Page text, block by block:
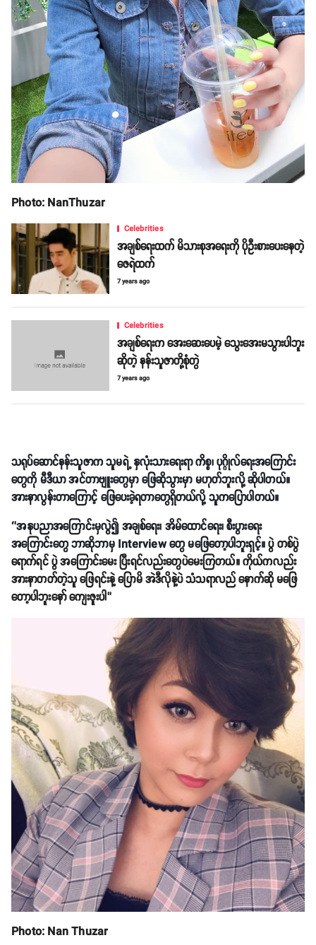
Photo: NanThuzar
Celebrities
အချစ်ရေးထက် မိသားစုအရေးကို ပိုဦးစားပေးနေတဲ့
ဇေရဲထက်
7 years ago
Celebrities
အချစ်ရေးက အေးဆေးပေမဲ့ သွေးအေးမသွားပါဘူး
ဆိုတဲ့ နန်းသူဇာတို့စုံတွဲ
7 years ago
သရုပ်ဆောင်နန်းသူဇာက သူမရဲ့ နှလုံးသားရေးရာ ကိစ္စ၊ ပုဂ္ဂိုလ်ရေးအကြောင်း
တွေကို မီဒီယာ အင်တာဗျူးတွေမှာ ဖြေဆိုသွားမှာ မဟုတ်ဘူးလို့ ဆိုပါတယ်။
အားနာလွန်းတာကြောင့် ဖြေပေးခဲ့ရတာတွေရှိတယ်လို့ သူကပြောပါတယ်။
‘’အနုပညာအကြောင်းမှလွဲ၍ အချစ်ရေး၊ အိမ်ထောင်ရေး၊ စီးပွားရေး
အကြောင်းတွေ ဘာဆိုဘာမှ Interview တွေ မဖြေတော့ပါဘူးရှင့်။ပွဲ တစ်ပွဲ
ရောက်ရင် ပွဲ အကြောင်းမေး ပြီးရင်လည်းတွေပဲမေးကြတယ်။ ကိုယ်ကလည်း
အားနာတတ်တဲ့သူ ဖြေရင်းနဲ့ ပြောမိ အဲဒီလိုနဲ့ပဲ သံသရာလည် နောက်ဆို မဖြေ
တော့ပါဘူးနော် ကျေးဇူးပါ’’
Photo: Nan Thuzar